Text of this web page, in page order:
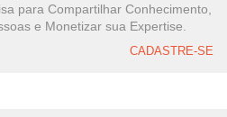
para Compartilhar Conhecimento,
e Monetizar sua Expertise.
CADASTRE-SE